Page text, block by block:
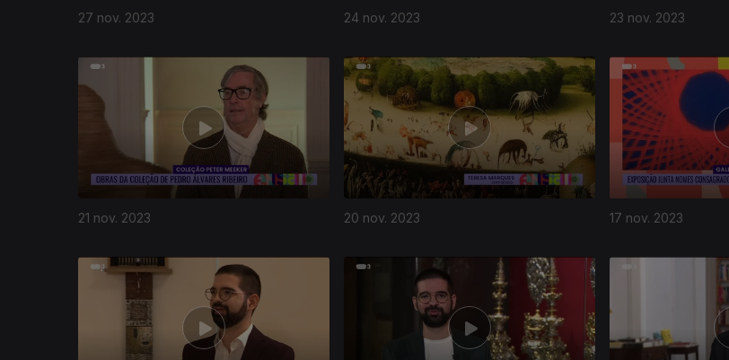
27 nov. 2023 24 nov. 2023 23 nov. 2023
21 nov. 2023 20 nov. 2023 17 nov. 2023
727620